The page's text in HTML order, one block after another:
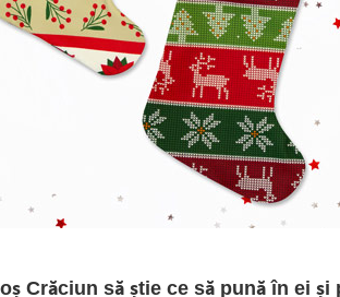
Crăciun să știe ce să pună în ei și